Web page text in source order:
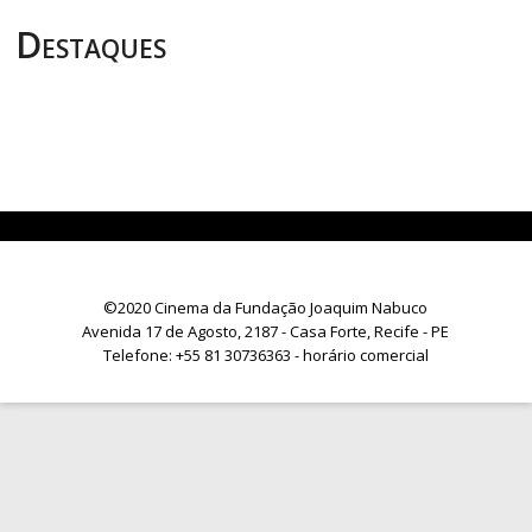
Destaques
©2020 Cinema da Fundação Joaquim Nabuco
Avenida 17 de Agosto, 2187 - Casa Forte, Recife - PE
Telefone: +55 81 30736363 - horário comercial